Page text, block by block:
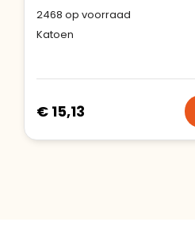
2468 op voorraad
Katoen
€ 15,13